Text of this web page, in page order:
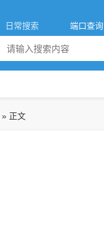
日常搜索 端口查询
» 正文